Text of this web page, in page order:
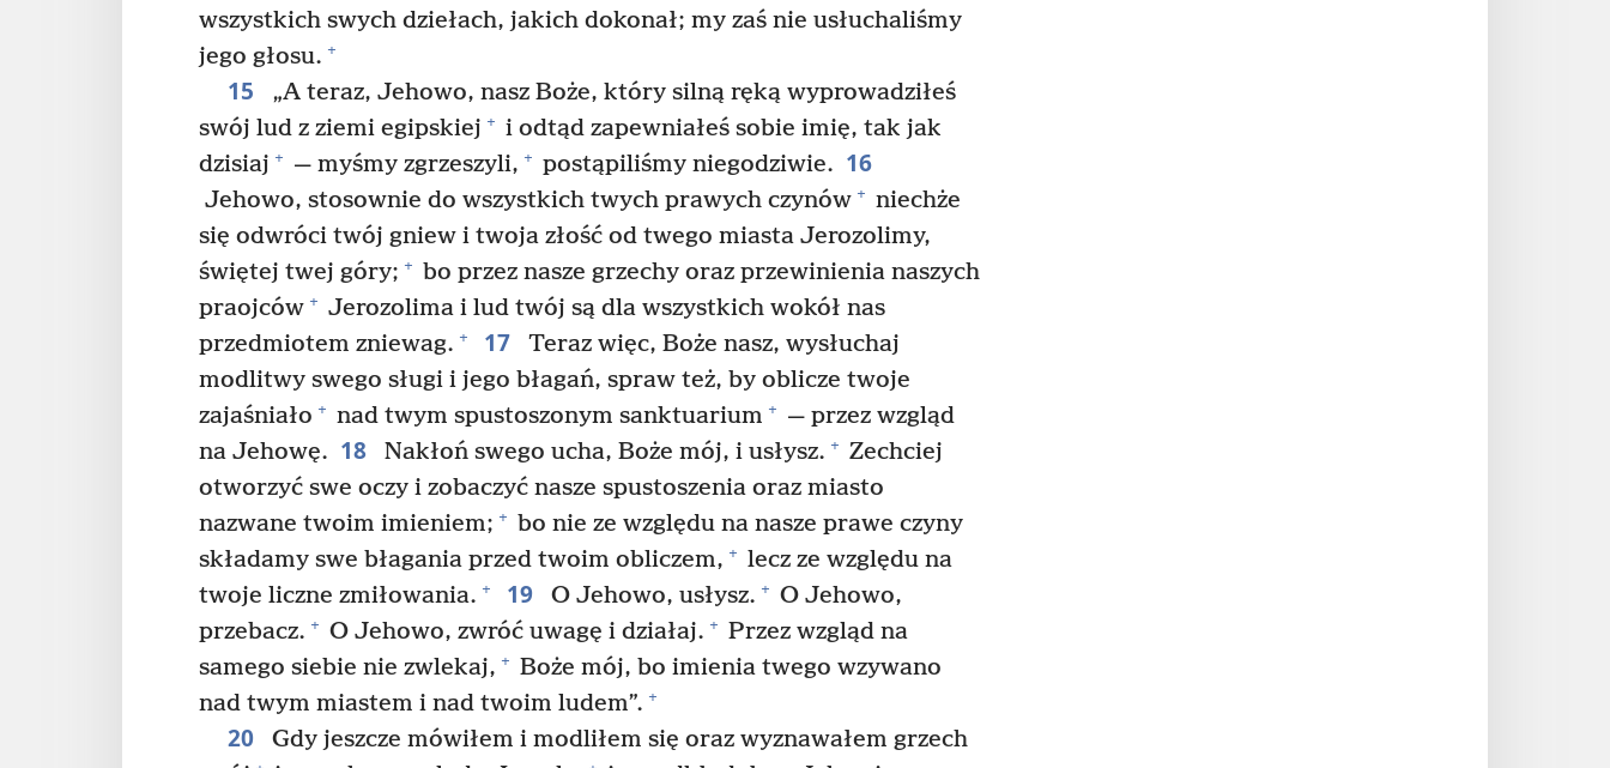
wszystkich swych dziełach, jakich dokonał; my zaś nie usłuchaliśmy
jego głosu. +
15
„A teraz, Jehowo, nasz Boże, który silną ręką wyprowadziłeś
swój lud z ziemi egipskiej + i odtąd zapewniałeś sobie imię, tak jak
dzisiaj + — myśmy zgrzeszyli, + postąpiliśmy niegodziwie. 16
Jehowo, stosownie do wszystkich twych prawych czynów + niechże
się odwróci twój gniew i twoja złość od twego miasta Jerozolimy,
świętej twej góry; + bo przez nasze grzechy oraz przewinienia naszych
praojców + Jerozolima i lud twój są dla wszystkich wokół nas
przedmiotem zniewag. + 17
Teraz więc, Boże nasz, wysłuchaj
modlitwy swego sługi i jego błagań, spraw też, by oblicze twoje
zajaśniało + nad twym spustoszonym sanktuarium + — przez wzgląd
na Jehowę. 18 Nakłoń swego ucha, Boże mój, i usłysz. + Zechciej
otworzyć swe oczy i zobaczyć nasze spustoszenia oraz miasto
nazwane twoim imieniem; + bo nie ze względu na nasze prawe czyny
składamy swe błagania przed twoim obliczem, + lecz ze względu na
twoje liczne zmiłowania. + 19 O Jehowo, usłysz. + O Jehowo,
przebacz. + O Jehowo, zwróć uwagę i działaj. + Przez wzgląd na
samego siebie nie zwlekaj, + Boże mój, bo imienia twego wzywano
nad twym miastem i nad twoim ludem”. +
20
Gdy jeszcze mówiłem i modliłem się oraz wyznawałem grzech